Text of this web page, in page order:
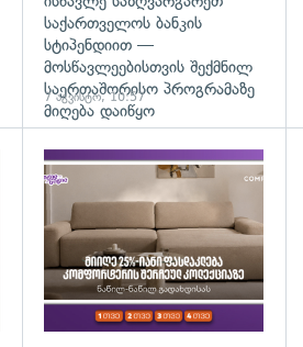
საქართველოს ბანკის
სტიპენდიით —
მოსწავლეებისთვის შექმნილ
საერთაშორისო პროგრამაზე
მიღება დაიწყო
7 აგვისტო, 10:57
გადახედვა